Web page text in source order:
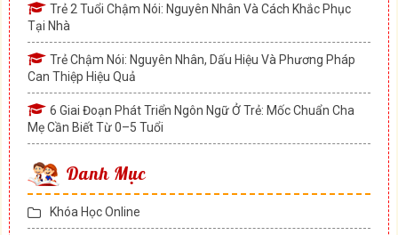
Trẻ 2 Tuổi Chậm Nói: Nguyên Nhân Và Cách Khắc Phục
Tại Nhà
Trẻ Chậm Nói: Nguyên Nhân, Dấu Hiệu Và Phương Pháp
Can Thiệp Hiệu Quả
6 Giai Đoạn Phát Triển Ngôn Ngữ Ở Trẻ: Mốc Chuẩn Cha
Mẹ Cần Biết Từ 0–5 Tuổi
Danh Mục
Khóa Học Online